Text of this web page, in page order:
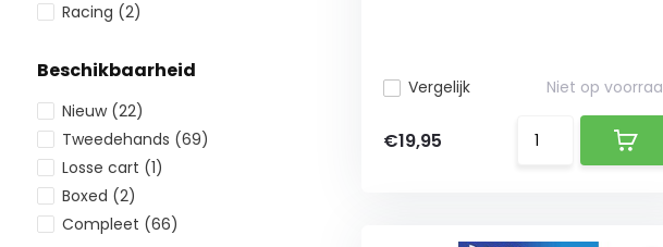
Racing (2)
Beschikbaarheid
Nieuw (22)
Tweedehands (69)
Losse cart (1)
Boxed (2)
Compleet (66)
Vergelijk Niet op
€19,95